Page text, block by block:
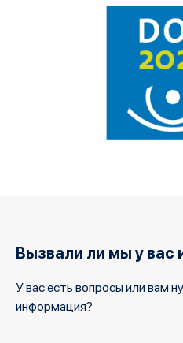
Вызвали ли мы у вас
У вас есть вопросы или вам
информация?